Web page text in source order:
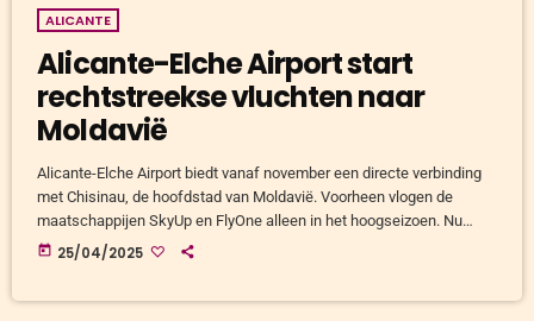
ALICANTE
Alicante-Elche Airport start
rechtstreekse vluchten naar
Moldavië
Alicante-Elche Airport biedt vanaf november een directe verbinding
met Chisinau, de hoofdstad van Moldavië. Voorheen vlogen de
maatschappijen SkyUp en FlyOne alleen in het hoogseizoen. Nu
voeren zij deze route ook in de winter uit. De tickets zijn al te koop
today 25/04/2025